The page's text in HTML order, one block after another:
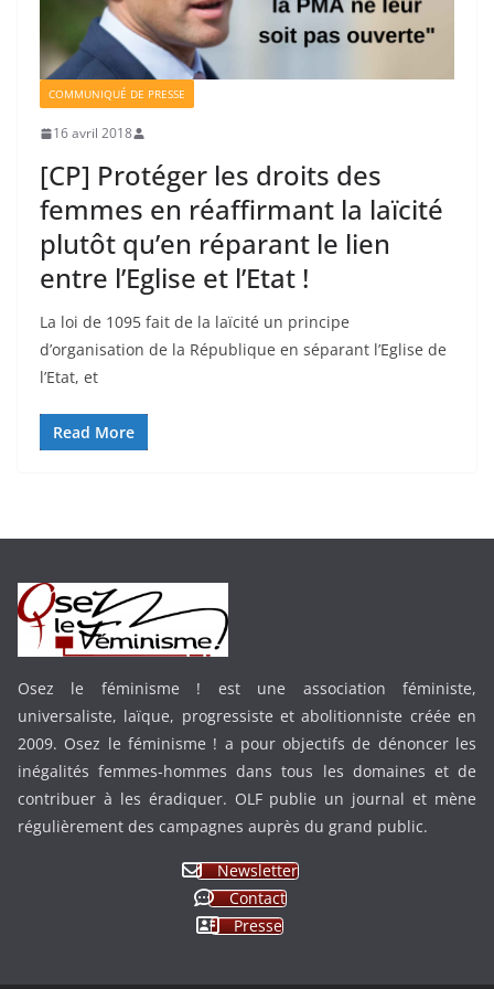
COMMUNIQUÉ DE PRESSE
16 avril 2018
[CP] Protéger les droits des
femmes en réaffirmant la laïcité
plutôt qu’en réparant le lien
entre l’Eglise et l’Etat !
La loi de 1095 fait de la laïcité un principe
d’organisation de la République en séparant l’Eglise de
l’Etat, et
Read More
Osez le féminisme ! est une association féministe,
universaliste, laïque, progressiste et abolitionniste créée en
2009. Osez le féminisme ! a pour objectifs de dénoncer les
inégalités femmes-hommes dans tous les domaines et de
contribuer à les éradiquer. OLF publie un journal et mène
régulièrement des campagnes auprès du grand public.
Newsletter
Contact
Presse